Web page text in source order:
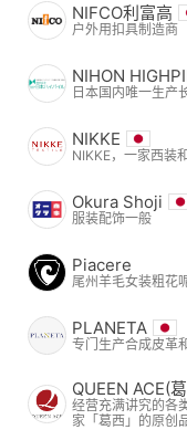
NIFCO利富高
户外用扣具制造商
NIHON
日本国内唯一生产
NIKKE
NIKKE，一家西装
Okura Shoji
服装配饰一般
Piacere
尾州羊毛女装粗花
PLANETA
专门生产合成皮革
QUEEN ACE(
经营充满讲究的各
家「葛西」的原创